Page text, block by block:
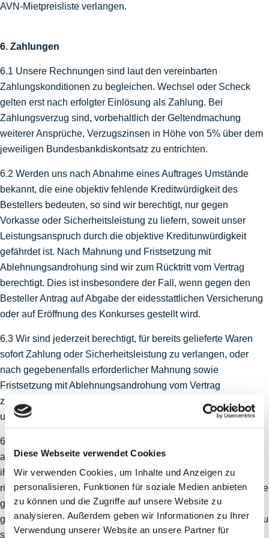
Diese Webseite verwendet Cookies
Wir verwenden Cookies, um Inhalte und Anzeigen zu
personalisieren, Funktionen für soziale Medien anbieten
zu können und die Zugriffe auf unsere Website zu
analysieren. Außerdem geben wir Informationen zu Ihrer
Verwendung unserer Website an unsere Partner für
AVN-Mietpreisliste verlangen.
6. Zahlungen
6.1 Unsere Rechnungen sind laut den vereinbarten
Zahlungskonditionen zu begleichen. Wechsel oder Scheck
gelten erst nach erfolgter Einlösung als Zahlung. Bei
Zahlungsverzug sind, vorbehaltlich der Geltendmachung
weiterer Ansprüche, Verzugszinsen in Höhe von 5% über dem
jeweiligen Bundesbankdiskontsatz zu entrichten.
6.2 Werden uns nach Abnahme eines Auftrages Umstände
bekannt, die eine objektiv fehlende Kreditwürdigkeit des
Bestellers bedeuten, so sind wir berechtigt, nur gegen
Vorkasse oder Sicherheitsleistung zu liefern, soweit unser
Leistungsanspruch durch die objektive Kreditunwürdigkeit
gefährdet ist. Nach Mahnung und Fristsetzung mit
Ablehnungsandrohung sind wir zum Rücktritt vom Vertrag
berechtigt. Dies ist insbesondere der Fall, wenn gegen den
Besteller Antrag auf Abgabe der eidesstattlichen Versicherung
oder auf Eröffnung des Konkurses gestellt wird.
6.3 Wir sind jederzeit berechtigt, für bereits gelieferte Waren
sofort Zahlung oder Sicherheitsleistung zu verlangen, oder
nach gegebenenfalls erforderlicher Mahnung sowie
Fristsetzung mit Ablehnungsandrohung vom Vertrag
zurückzutreten, wenn der Besteller objektiv kreditunwürdig ist
und unser Leistungsanspruch gefährdet ist.
6.4 Wir sind weiter berechtigt, wenn der Besteller mit zwei
aufeinanderfolgenden Teilzahlungen in Verzug gerät, und wir
ihm erfolglos eine zweiwöchige Frist zur Zahlung des
rückständigen Betrages mit der Erklärung, bei Nichtzahlung die
gesamte Restforderung fällig zu stellen, gesetzt haben, die
gesamte Restforderung nebst Nebenansprüchen sofort fällig zu
stellen. Wir sind dann auch berechtigt, die Vorauserfüllung